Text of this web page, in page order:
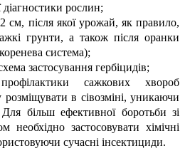
діагностики рослин;
см, після якої урожай, як правило,
грунти, а також після оранки
система);
застосування гербіцидів;
сажкових хвороб
розміщувати в сівозміні, уникаючи
більш ефективної боротьби зі
необхідно застосовувати хімічні
сучасні інсектициди.